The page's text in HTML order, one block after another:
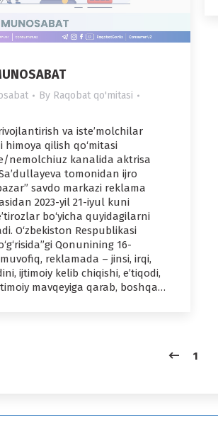
By Raqobat qo'mitasi
va iste’molchilar
qilish qo‘mitasi
nemolchiuz kanalida aktrisa
tomonidan ijro
savdo markazi reklama
2023-yil 21-iyul kuni
bo‘yicha quyidagilarni
O‘zbekiston Respublikasi
Qonunining 16-
reklamada – jinsi, irqi,
ijtimoiy kelib chiqishi, e’tiqodi,
mavqeyiga qarab, boshqa…
1